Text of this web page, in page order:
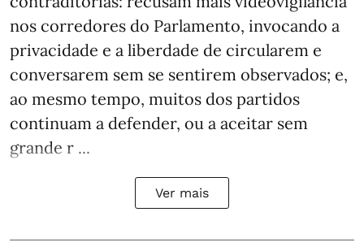
nos corredores do Parlamento, invocando a
privacidade e a liberdade de circularem e
conversarem sem se sentirem observados; e,
ao mesmo tempo, muitos dos partidos
continuam a defender, ou a aceitar sem
grande r ...
Ver mais